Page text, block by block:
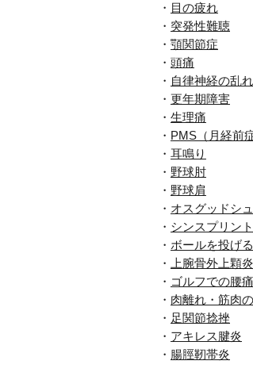
・ 目の疲れ
・ 突発性難聴
・ 顎関節症
・ 頭痛
・ 自律神経の乱れ
・ 更年期障害
・ 生理痛
・ PMS（月経前
・ 耳鳴り
・ 野球肘
・ 野球肩
・ オスグッドシ
・ シンスプリント
・ ボールを投げ
・
上腕骨外上顆
・ ゴルフでの腰痛
・ 肉離れ・筋肉
・ 足関節捻挫
・ アキレス腱炎
・ 腸脛靭帯炎